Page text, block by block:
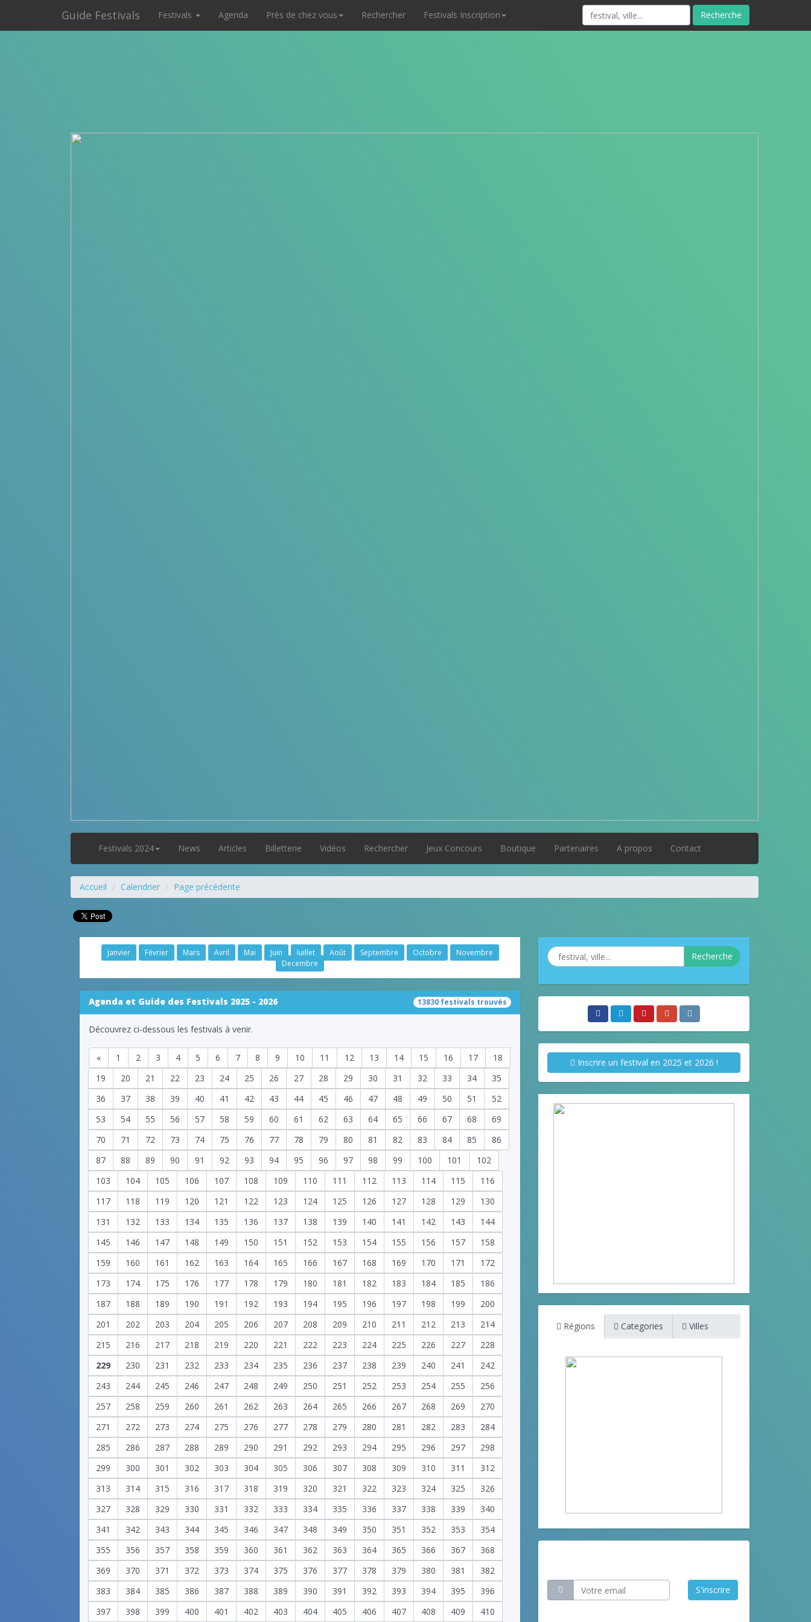
Guide Festivals Festivals Agenda Près de chez vous Rechercher Festivals Inscription Recherche
Festivals 2024 News Articles Billetterie Vidéos Rechercher Jeux Concours Boutique Partenaires A propos Contact
Accueil Calendrier Page précédente
Janvier Février Mars Avril Mai Juin Juillet Août Septembre Octobre
Novembre
Decembre
Agenda et Guide des Festivals 2025 - 2026 13830 festivals trouvés
Découvrez ci-dessous les festivals à venir.
« 1 2 3 4 5 6 7 8 9 10 11 12 13 14 15 16 17
18
19
20 21 22 23 24 25 26 27 28 29 30 31 32 33 34
35
36
37 38 39 40 41 42 43 44 45 46 47 48 49 50 51
52
53
54 55 56 57 58 59 60 61 62 63 64 65 66 67 68
69
70
71 72 73 74 75 76 77 78 79 80 81 82 83 84 85
86
87
88 89 90 91 92 93 94 95 96 97 98 99 100 101
102
103
104 105 106 107 108 109 110 111 112 113 114 115
116
117
118 119 120 121 122 123 124 125 126 127 128 129
130
131
132 133 134 135 136 137 138 139 140 141 142 143
144
145
146 147 148 149 150 151 152 153 154 155 156 157
158
159
160 161 162 163 164 165 166 167 168 169 170 171
172
173
174 175 176 177 178 179 180 181 182 183 184 185
186
187
188 189 190 191 192 193 194 195 196 197 198 199
200
201
202 203 204 205 206 207 208 209 210 211 212 213
214
215
216 217 218 219 220 221 222 223 224 225 226 227
228
229
230 231 232 233 234 235 236 237 238 239 240 241
242
243
244 245 246 247 248 249 250 251 252 253 254 255
256
257
258 259 260 261 262 263 264 265 266 267 268 269
270
271
272 273 274 275 276 277 278 279 280 281 282 283
284
285
286 287 288 289 290 291 292 293 294 295 296 297
298
299
300 301 302 303 304 305 306 307 308 309 310 311
312
313
314 315 316 317 318 319 320 321 322 323 324 325
326
327
328 329 330 331 332 333 334 335 336 337 338 339
340
341
342 343 344 345 346 347 348 349 350 351 352 353
354
355
356 357 358 359 360 361 362 363 364 365 366 367
368
369
370 371 372 373 374 375 376 377 378 379 380 381
382
383
384 385 386 387 388 389 390 391 392 393 394 395
396
397
398 399 400 401 402 403 404 405 406 407 408 409 410
Recherche
Inscrire un festival en 2025 et 2026 !
Régions Categories Villes
S'inscrire